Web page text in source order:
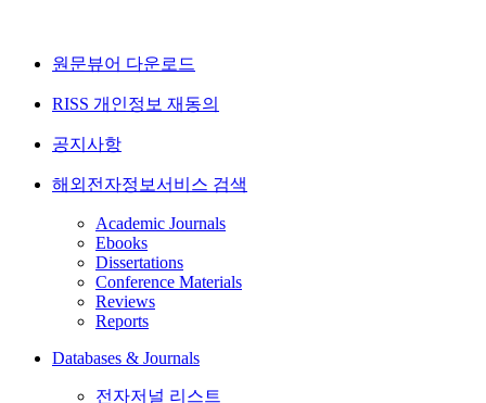
원문뷰어 다운로드
RISS 개인정보 재동의
공지사항
해외전자정보서비스 검색
Academic Journals
Ebooks
Dissertations
Conference Materials
Reviews
Reports
Databases & Journals
전자저널 리스트